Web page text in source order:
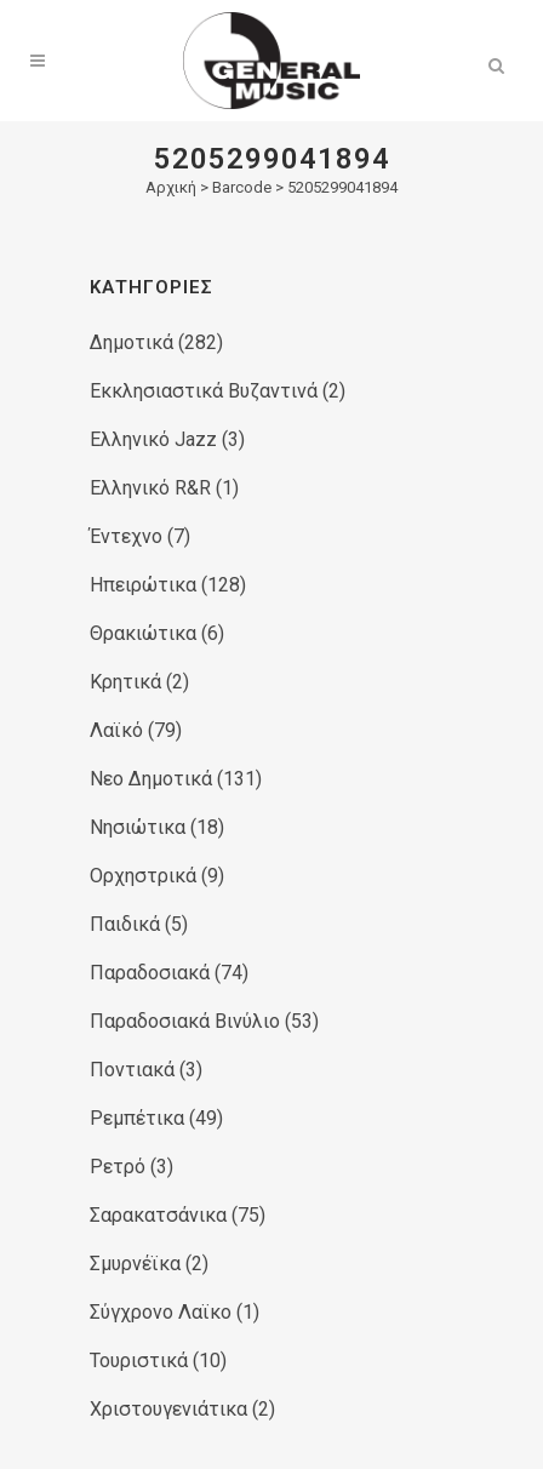
5205299041894
Αρχική > Barcode > 5205299041894
ΚΑΤΗΓΟΡΊΕΣ
Δημοτικά (282)
Εκκλησιαστικά Βυζαντινά (2)
Ελληνικό Jazz (3)
Ελληνικό R&R (1)
Έντεχνο (7)
Ηπειρώτικα (128)
Θρακιώτικα (6)
Κρητικά (2)
Λαϊκό (79)
Νεο Δημοτικά (131)
Νησιώτικα (18)
Ορχηστρικά (9)
Παιδικά (5)
Παραδοσιακά (74)
Παραδοσιακά Βινύλιο (53)
Ποντιακά (3)
Ρεμπέτικα (49)
Ρετρό (3)
Σαρακατσάνικα (75)
Σμυρνέϊκα (2)
Σύγχρονο Λαϊκο (1)
Τουριστικά (10)
Χριστουγενιάτικα (2)